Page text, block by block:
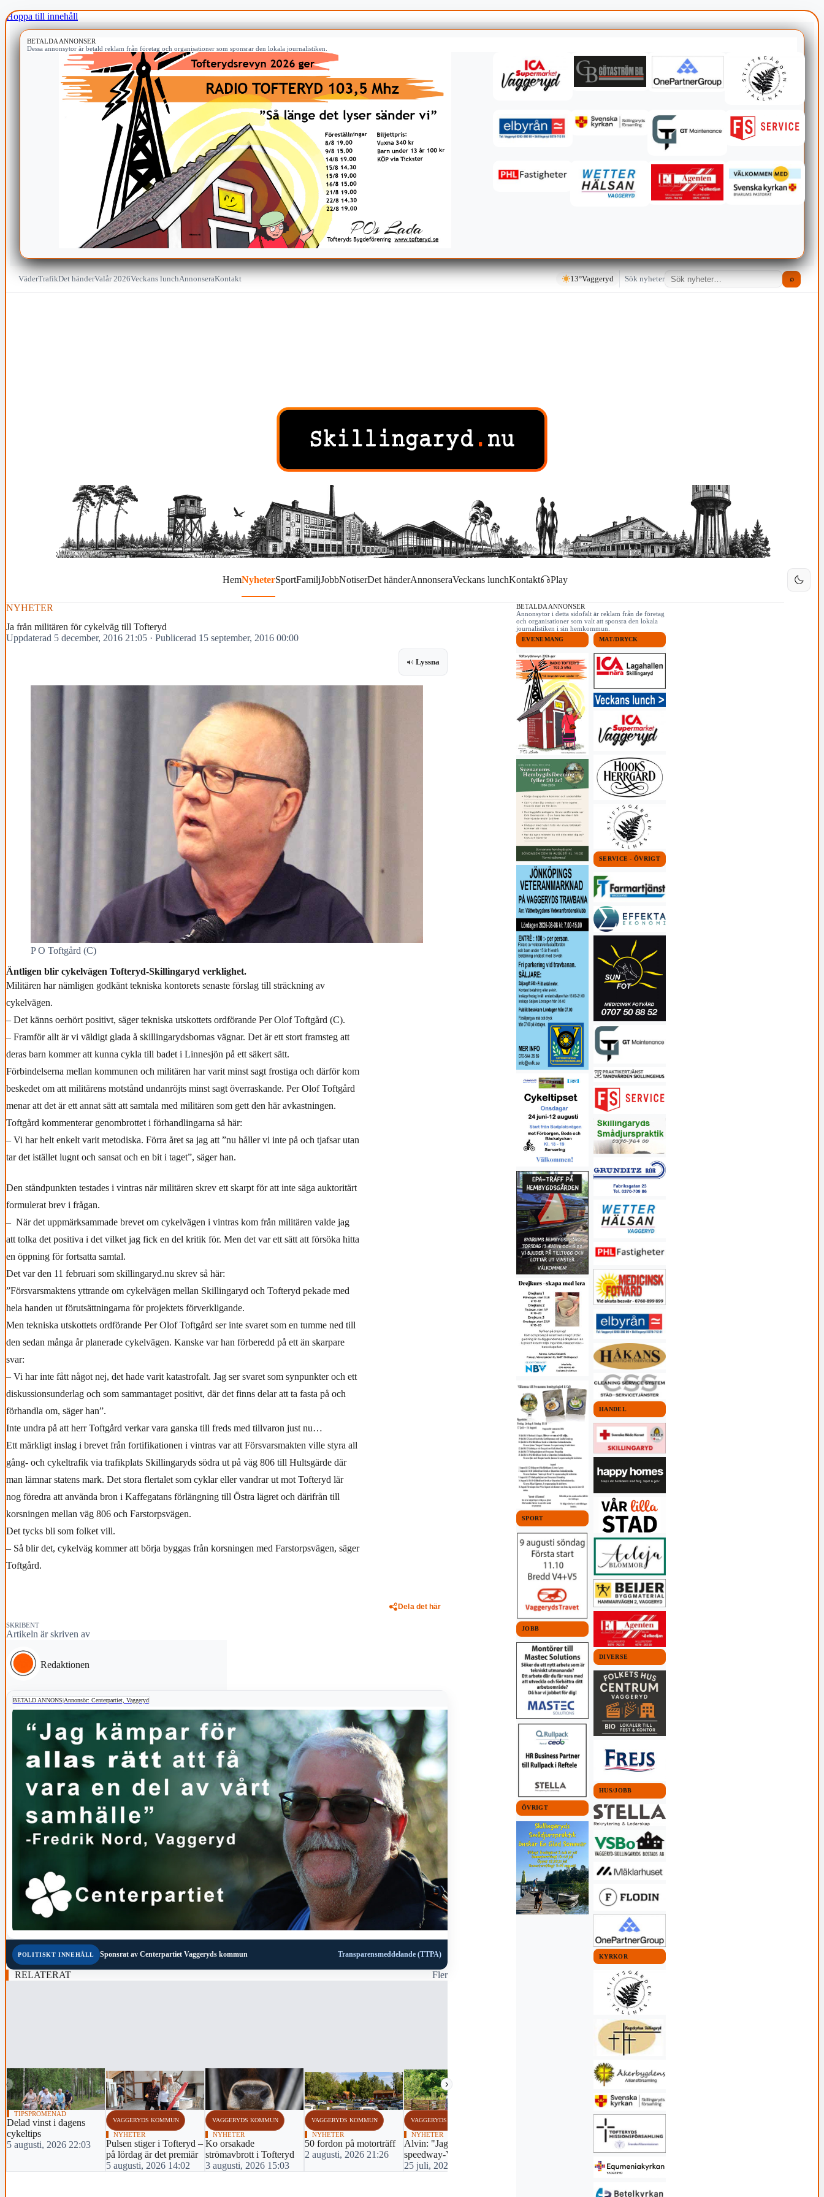
Hoppa till innehåll
BETALDA ANNONSER
Dessa annonsytor är betald reklam från företag och organisationer som sponsrar den lokala journalistiken.
VäderTrafikDet händerValår 2026Veckans lunchAnnonseraKontakt 13°Vaggeryd Sök nyheter ⌕
HemNyheterSportFamiljJobbNotiserDet händerAnnonseraVeckans lunchKontakt Play
NYHETER
Ja från militären för cykelväg till Tofteryd
Uppdaterad 5 december, 2016 21:05 · Publicerad 15 september, 2016 00:00
Lyssna
P O Toftgård (C)
Äntligen blir cykelvägen Tofteryd-Skillingaryd verklighet.
Militären har nämligen godkänt tekniska kontorets senaste förslag till sträckning av
cykelvägen.
– Det känns oerhört positivt, säger tekniska utskottets ordförande Per Olof Toftgård (C).
– Framför allt är vi väldigt glada å skillingarydsbornas vägnar. Det är ett stort framsteg att
deras barn kommer att kunna cykla till badet i Linnesjön på ett säkert sätt.
Förbindelserna mellan kommunen och militären har varit minst sagt frostiga och därför kom
beskedet om att militärens motstånd undanröjts minst sagt överraskande. Per Olof Toftgård
menar att det är ett annat sätt att samtala med militären som gett den här avkastningen.
Toftgård kommenterar genombrottet i förhandlingarna så här:
– Vi har helt enkelt varit metodiska. Förra året sa jag att ”nu håller vi inte på och tjafsar utan
tar det istället lugnt och sansat och en bit i taget”, säger han.
Den ståndpunkten testades i vintras när militären skrev ett skarpt för att inte säga auktoritärt
formulerat brev i frågan.
– När det uppmärksammade brevet om cykelvägen i vintras kom från militären valde jag
att tolka det positiva i det vilket jag fick en del kritik för. Men det var ett sätt att försöka hitta
en öppning för fortsatta samtal.
Det var den 11 februari som skillingaryd.nu skrev så här:
”Försvarsmaktens yttrande om cykelvägen mellan Skillingaryd och Tofteryd pekade med
hela handen ut förutsättningarna för projektets förverkligande.
Men tekniska utskottets ordförande Per Olof Toftgård ser inte svaret som en tumme ned till
den sedan många år planerade cykelvägen. Kanske var han förberedd på ett än skarpare
svar:
– Vi har inte fått något nej, det hade varit katastrofalt. Jag ser svaret som synpunkter och ett
diskussionsunderlag och som sammantaget positivt, där det finns delar att ta fasta på och
förhandla om, säger han”.
Inte undra på att herr Toftgård verkar vara ganska till freds med tillvaron just nu…
Ett märkligt inslag i brevet från fortifikationen i vintras var att Försvarsmakten ville styra all
gång- och cykeltrafik via trafikplats Skillingaryds södra ut på väg 806 till Hultsgärde där
man lämnar statens mark. Det stora flertalet som cyklar eller vandrar ut mot Tofteryd lär
nog föredra att använda bron i Kaffegatans förlängning till Östra lägret och därifrån till
korsningen mellan väg 806 och Farstorpsvägen.
Det tycks bli som folket vill.
– Så blir det, cykelväg kommer att börja byggas från korsningen med Farstorpsvägen, säger
Toftgård.
Dela det här
SKRIBENT
Artikeln är skriven av
Redaktionen
BETALD ANNONS|Annonsör: Centerpartiet, Vaggeryd
POLITISKT INNEHÅLL Sponsrat av Centerpartiet Vaggeryds kommun Transparensmeddelande (TTPA)
RELATERAT Fler
‹ ›
TIPSPROMENAD
Delad vinst i dagens
cykeltips
5 augusti, 2026 22:03
VAGGERYDS KOMMUN
NYHETER
Pulsen stiger i Tofteryd –
på lördag är det premiär
5 augusti, 2026 14:02
VAGGERYDS KOMMUN
NYHETER
Ko orsakade
strömavbrott i Tofteryd
3 augusti, 2026 15:03
VAGGERYDS KOMMUN
NYHETER
50 fordon på motorträff
2 augusti, 2026 21:26
VAGGERYDS KOMMUN
NYHETER
Alvin: "Jag ska köra
speedway-VM"
25 juli, 2026 11:30
ORIENTERING
Två lokala etappsegrar i
O-Ringen
23 juli, 2026 19:28
BETALDA ANNONSER
Annonsytor i detta sidofält är reklam från de företag
och organisationer som valt att sponsra den lokala
journalistiken i sin hemkommun.
EVENEMANG
SPORT
JOBB
ÖVRIGT
MAT/DRYCK
SERVICE - ÖVRIGT
HANDEL
DIVERSE
HUS/JOBB
KYRKOR